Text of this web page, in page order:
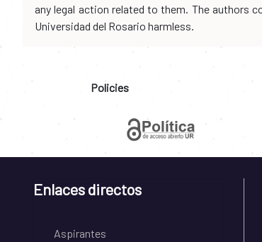
any legal action related to them. The authors
Universidad del Rosario harmless.
Policies
Enlaces directos
Aspirantes